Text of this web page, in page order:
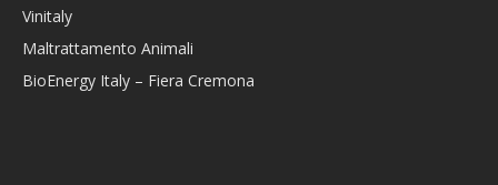
Vinitaly
Maltrattamento Animali
BioEnergy Italy – Fiera Cremona